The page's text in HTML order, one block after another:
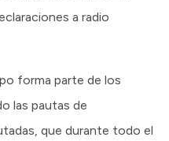
a radio
forma parte de los
las pautas de
que durante todo el